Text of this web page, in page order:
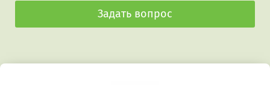
Задать вопрос